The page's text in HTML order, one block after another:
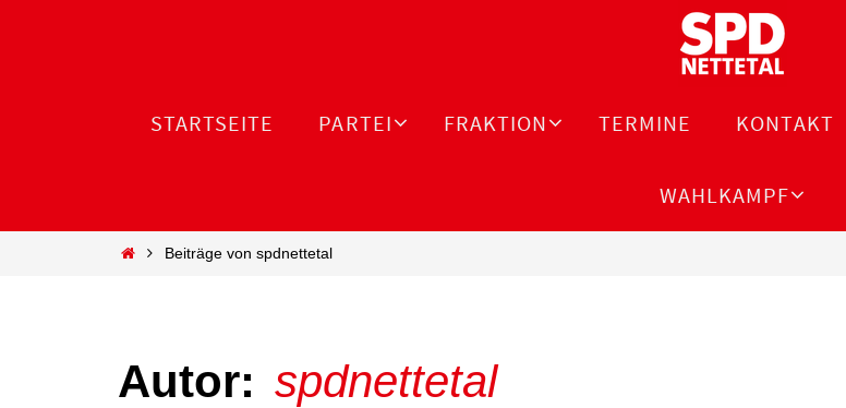
STARTSEITE PARTEI FRAKTION TERMINE KONTAKT
WAHLKAMPF
StartBeiträge von spdnettetal
Autor: spdnettetal